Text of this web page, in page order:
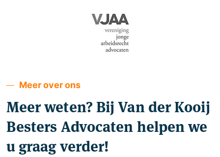
Meer over ons
Meer weten? Bij Van der Kooij
Besters Advocaten helpen we
u graag verder!